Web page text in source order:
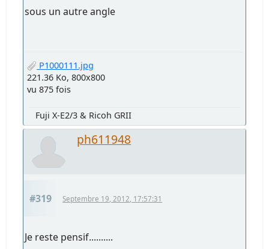
sous un autre angle
P1000111.jpg
221.36 Ko, 800x800
vu 875 fois
Fuji X-E2/3 & Ricoh GRII
ph611948
#319 Septembre 19, 2012, 17:57:31
Je reste pensif..........